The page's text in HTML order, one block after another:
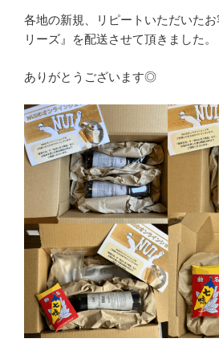
各地の新規、リピートいただいた
リーズ』を配送させて頂きました。
ありがとうございます◎